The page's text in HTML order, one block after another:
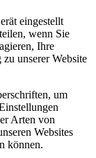
eingestellt
wenn Sie
Ihre
unserer Website
um
Arten von
Websites
können.